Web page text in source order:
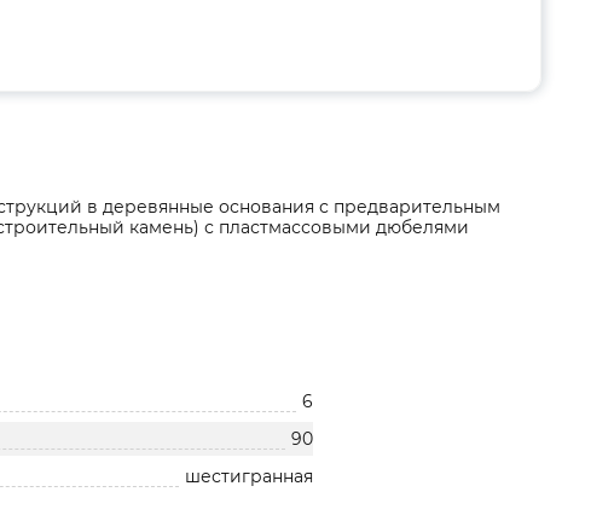
в деревянные основания с предварительным
камень) с пластмассовыми дюбелями
6
90
шестигранная